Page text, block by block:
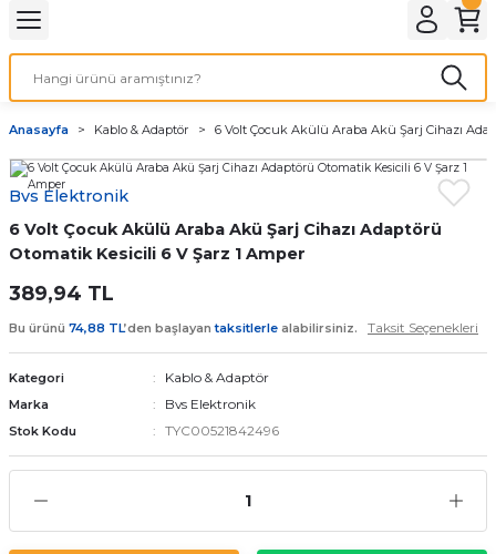
Anasayfa Kablo & Adaptör 6 Volt Çocuk Akülü Araba Akü Şarj Cihazı
Bvs Elektronik
6 Volt Çocuk Akülü Araba Akü Şarj Cihazı Adaptörü
Otomatik Kesicili 6 V Şarz 1 Amper
389,94 TL
Bu ürünü 74,88 TL’den başlayantaksitlerle alabilirsiniz. Taksit Seçenekleri
Kategori Kablo & Adaptör
Marka Bvs Elektronik
Stok Kodu TYC00521842496